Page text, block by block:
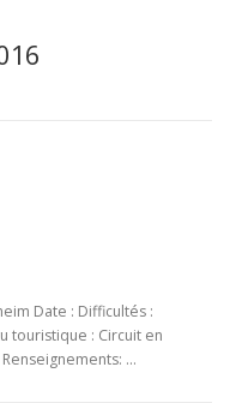
Date : Difficultés :
touristique : Circuit en
…